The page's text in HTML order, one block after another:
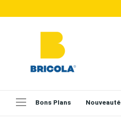
Bons Plans